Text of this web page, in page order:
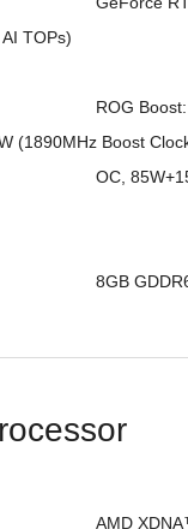
TOPs)
(1890MHz Boost
8GB